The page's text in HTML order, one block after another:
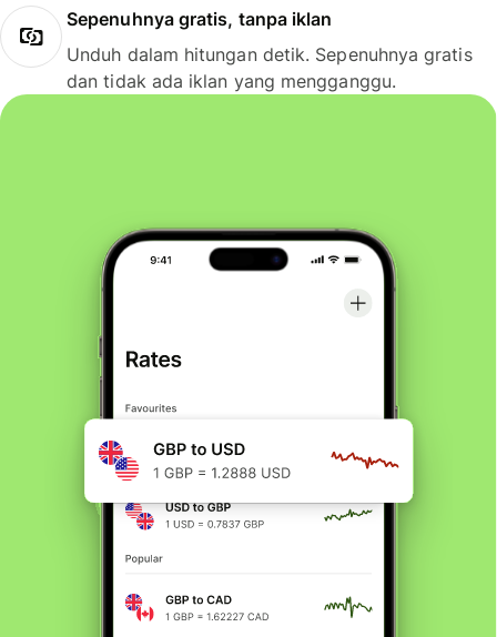
Sepenuhnya gratis, tanpa iklan
Unduh dalam hitungan detik. Sepenuhnya gratis
dan tidak ada iklan yang mengganggu.